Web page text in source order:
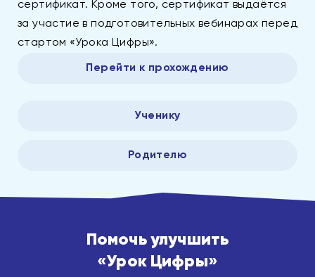
Ученику
Родителю
сертификат. Кроме того, сертификат выдаётся
за участие в подготовительных вебинарах перед
стартом «Урока Цифры».
Перейти к прохождению
Помочь улучшить
«Урок Цифры»